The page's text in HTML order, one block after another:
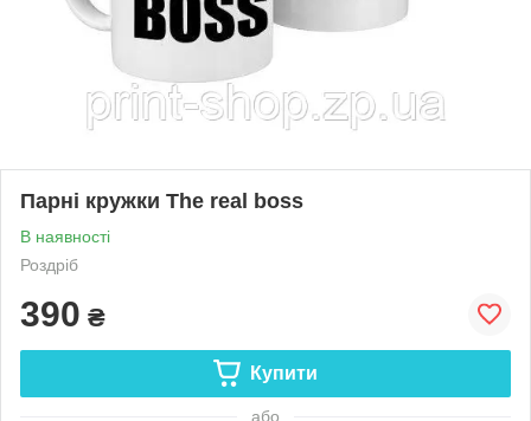
Парні кружки The real boss
В наявності
Роздріб
390 ₴
Купити
або